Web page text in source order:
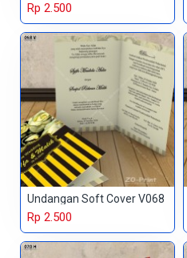
Rp 2.500
Undangan Soft Cover V068
Rp 2.500